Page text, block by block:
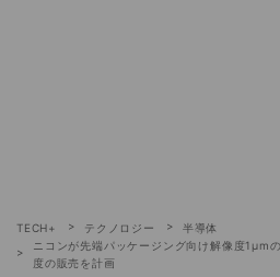
TECH+ テクノロジー
半導体
ニコンが先端パッケージング向け解像度1μm
度の販売を計画